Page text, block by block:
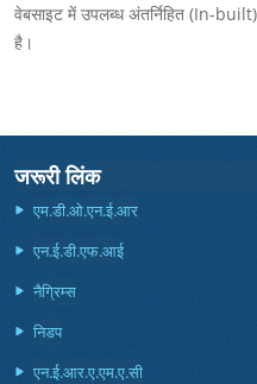
वेबसाइट में उपलब्ध अंतर्निहित (In-built)
है।
जरूरी लिंक
एम.डी.ओ.एन.ई.आर
एन.ई.डी.एफ.आई
नैग्रिम्स
निडप
एन.ई.आर.ए.एम.ए.सी